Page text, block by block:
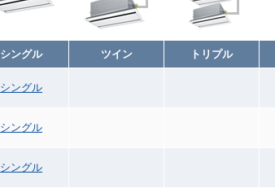
シングル ツイン トリプル
シングル
シングル
シングル